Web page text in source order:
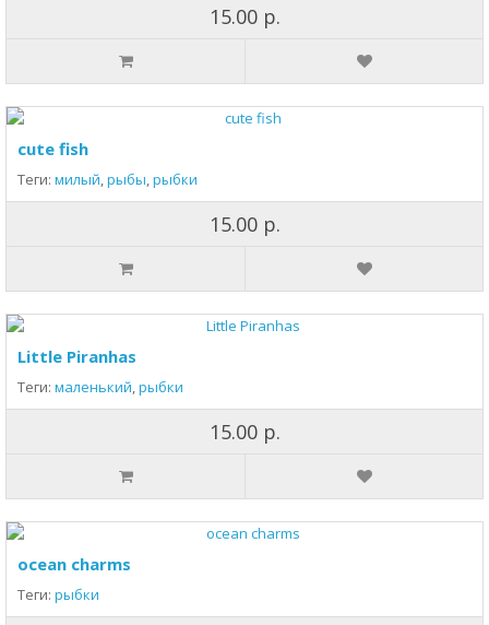
15.00 р.
cute fish
Теги: милый,рыбы,рыбки
15.00 р.
Little Piranhas
Теги: маленький,рыбки
15.00 р.
ocean charms
Теги: рыбки